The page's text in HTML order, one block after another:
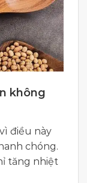
không
điều này
chóng.
tăng nhiệt